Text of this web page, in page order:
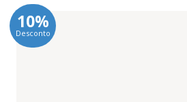
10%
Desconto